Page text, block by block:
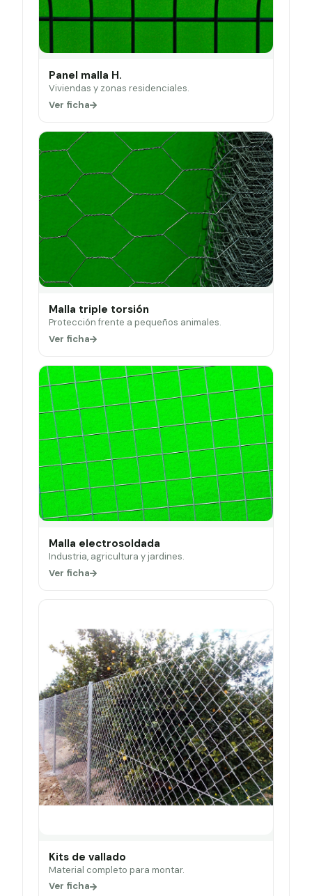
Panel malla H.
Viviendas y zonas residenciales.
Ver ficha
Malla triple torsión
Protección frente a pequeños animales.
Ver ficha
Malla electrosoldada
Industria, agricultura y jardines.
Ver ficha
Kits de vallado
Material completo para montar.
Ver ficha